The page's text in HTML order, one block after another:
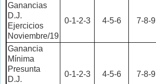
Ganancias
D.J.
Ejercicios
Noviembre/19
0-1-2-3 4-5-6 7-8-9
Ganancia
Mínima
Presunta
D.J.
0-1-2-3 4-5-6 7-8-9